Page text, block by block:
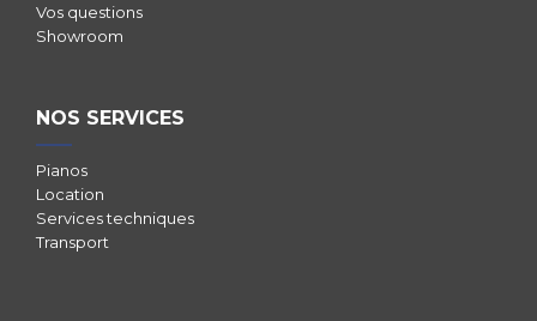
Vos questions
Showroom
NOS SERVICES
Pianos
Location
Services techniques
Transport